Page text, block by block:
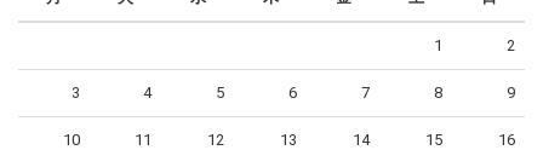
1 2
3 4 5 6 7 8 9
10 11 12 13 14 15 16